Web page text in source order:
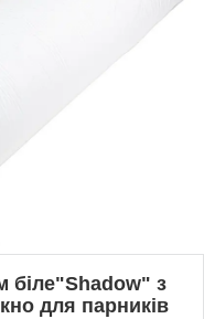
біле"Shadow" з
для парників